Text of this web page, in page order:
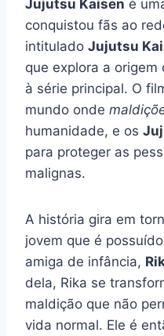
Jujutsu Kaisen é
conquistou fãs ao
intitulado Jujutsu
que explora a
à série principal. O
mundo onde
humanidade, e os
para proteger as
malignas.
A história gira em
jovem que é
amiga de infância,
dela, Rika se
maldição que não
vida normal. Ele é